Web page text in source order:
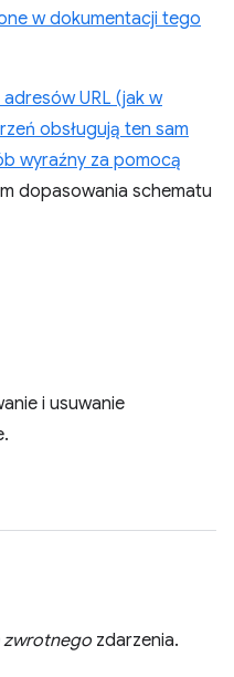
w dokumentacji tego
URL (jak w
obsługują ten sam
wyraźny za pomocą
dopasowania schematu
i usuwanie
zwrotnego zdarzenia.